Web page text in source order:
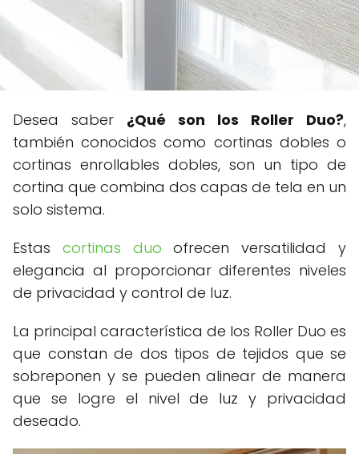
Desea saber ¿Qué son los Roller Duo?,
también conocidos como cortinas dobles o
cortinas enrollables dobles, son un tipo de
cortina que combina dos capas de tela en un
solo sistema.
Estas cortinas duo ofrecen versatilidad y
elegancia al proporcionar diferentes niveles
de privacidad y control de luz.
La principal característica de los Roller Duo es
que constan de dos tipos de tejidos que se
sobreponen y se pueden alinear de manera
que se logre el nivel de luz y privacidad
deseado.